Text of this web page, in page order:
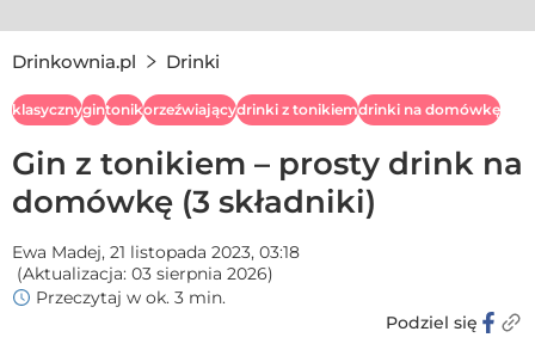
Drinkownia.pl Drinki
klasycznygintonikorzeźwiającydrinki z tonikiemdrinki na domówkę
Gin z tonikiem – prosty drink na
domówkę (3 składniki)
Ewa Madej, 21 listopada 2023, 03:18
(Aktualizacja: 03 sierpnia 2026)
Przeczytaj w ok. 3 min.
Podziel się